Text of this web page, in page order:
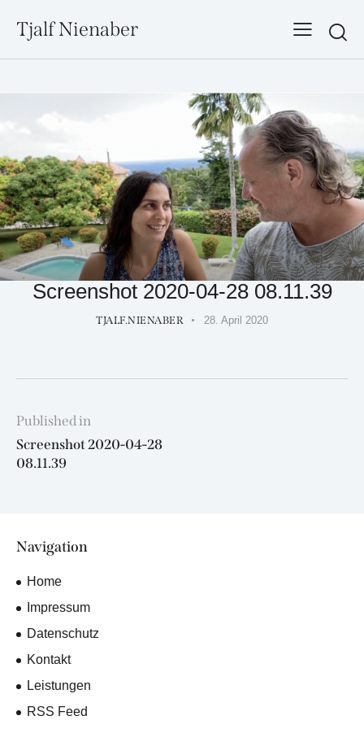
Tjalf Nienaber
Screenshot 2020-04-28 08.11.39
TJALF.NIENABER 28. April 2020
Beitragsnavigation
Published in
Previous
post:
Screenshot 2020-04-28
08.11.39
Navigation
Home
Impressum
Datenschutz
Kontakt
Leistungen
RSS Feed